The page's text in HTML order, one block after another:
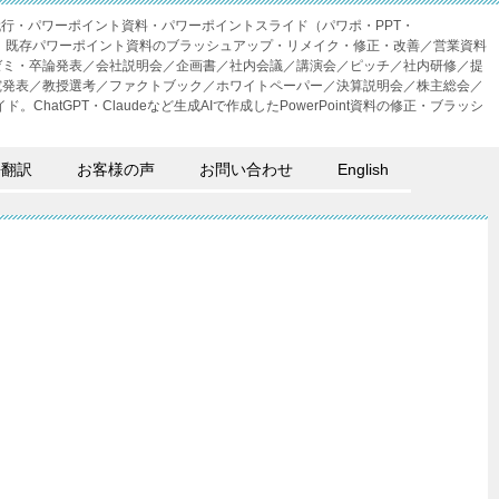
・パワーポイント資料・パワーポイントスライド（パワポ・PPT・
存パワーポイント資料のブラッシュアップ・リメイク・修正・改善／営業資料
・卒論発表／会社説明会／企画書／社内会議／講演会／ピッチ／社内研修／提
表／教授選考／ファクトブック／ホワイトペーパー／決算説明会／株主総会／
。ChatGPT・Claudeなど生成AIで作成したPowerPoint資料の修正・ブラッシ
訳 お客様の声 お問い合わせ English